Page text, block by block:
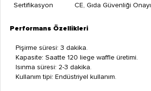
Sertifikasyon CE, Gıda Güvenliği Onayı
Performans Özellikleri
Pişirme süresi: 3 dakika.
Kapasite: Saatte 120 liege waffle üretimi.
Isınma süresi: 2-3 dakika.
Kullanım tipi: Endüstriyel kullanım.